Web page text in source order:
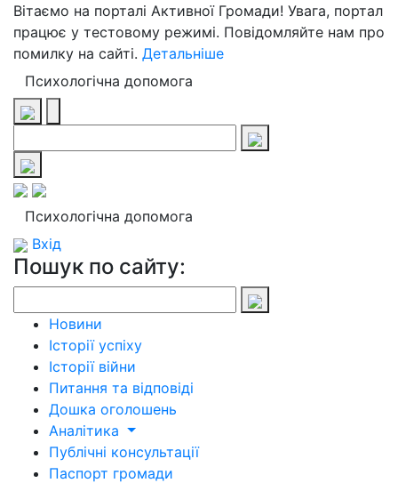
Вітаємо на порталі Активної Громади! Увага, портал
працює у тестовому режимі. Повідомляйте нам про
помилку на сайті. Детальніше
Психологічна допомога
Психологічна допомога
Вхід
Пошук по сайту:
Новини
Історії успіху
Історії війни
Питання та відповіді
Дошка оголошень
Аналітика
Публічні консультації
Паспорт громади